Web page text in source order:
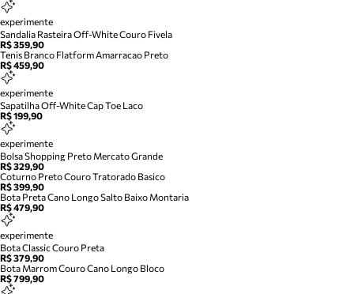
experimente
Sandalia Rasteira Off-White Couro Fivela
R$ 359,90
Tenis Branco Flatform Amarracao Preto
R$ 459,90
experimente
Sapatilha Off-White Cap Toe Laco
R$ 199,90
experimente
Bolsa Shopping Preto Mercato Grande
R$ 329,90
Coturno Preto Couro Tratorado Basico
R$ 399,90
Bota Preta Cano Longo Salto Baixo Montaria
R$ 479,90
experimente
Bota Classic Couro Preta
R$ 379,90
Bota Marrom Couro Cano Longo Bloco
R$ 799,90